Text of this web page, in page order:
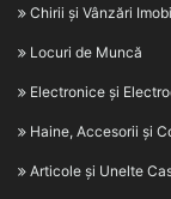
Chirii și Vânzări
Locuri de Muncă
Electronice și
Haine, Accesorii și
Articole și Unelte